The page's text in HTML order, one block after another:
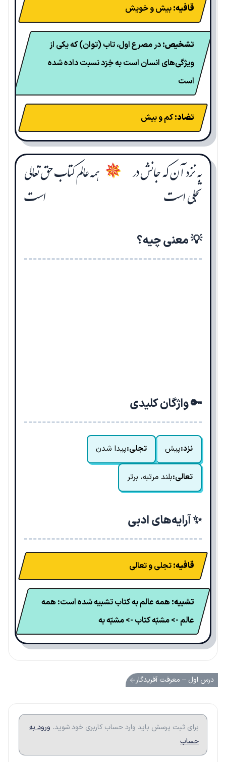
قافیه:بیش و خویش
تشخیص:در مصرع اول، تاب (توان) که یکی از
ویژگی‌های انسان است به خِرَد نسبت داده شده
است
تضاد:کم و بیش
به نزد آن که جانش در
تجلی است
✵ همه عالم کتاب حق تعالی
است
💡 معنی چیه؟
🔑 واژگان کلیدی
نزد:پیش تجلی:پیدا شدن
تعالی:بلند مرتبه، برتر
✨ آرایه‌های ادبی
قافیه:تجلی و تعالی
تشبیه: همه عالم به کتاب تشبیه شده است: همه
عالم -> مشبّه کتاب -> مشبّه به
درس اول – معرفت آفریدگار
برای ثبت پرسش باید وارد حساب کاربری خود شوید. ورود به
حساب